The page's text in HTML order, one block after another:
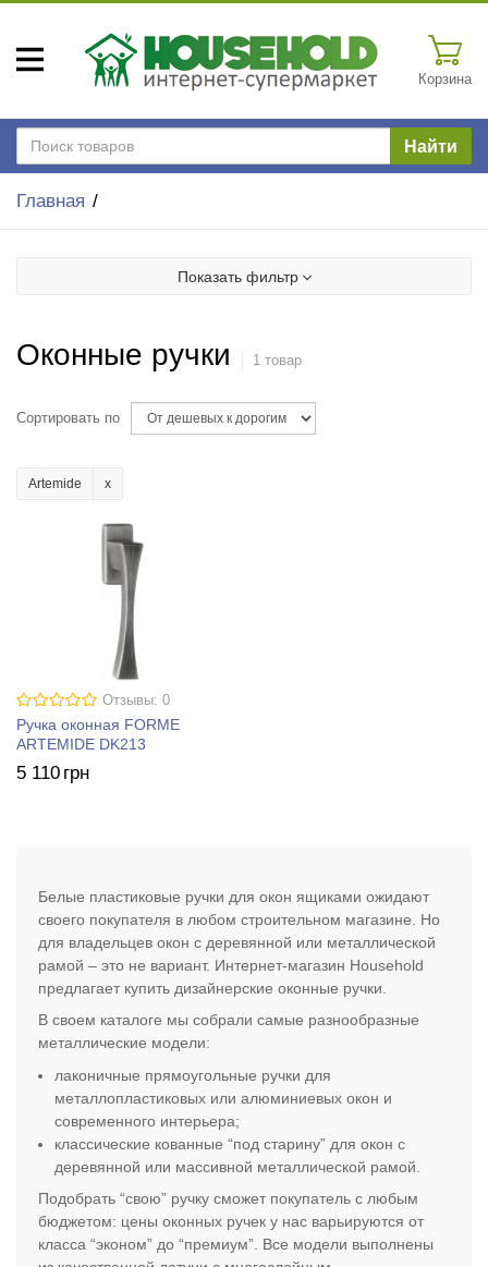
Корзина
Найти
Главная
Показать фильтр
Оконные ручки 1 товар
Сортировать по
Artemide
Отзывы: 0
Ручка оконная FORME
ARTEMIDE DK213
5 110 грн
Белые пластиковые ручки для окон ящиками ожидают
своего покупателя в любом строительном магазине. Но
для владельцев окон с деревянной или металлической
рамой – это не вариант. Интернет-магазин Household
предлагает купить дизайнерские оконные ручки.
В своем каталоге мы собрали самые разнообразные
металлические модели:
лаконичные прямоугольные ручки для
металлопластиковых или алюминиевых окон и
современного интерьера;
классические кованные “под старину” для окон с
деревянной или массивной металлической рамой.
Подобрать “свою” ручку сможет покупатель с любым
бюджетом: цены оконных ручек у нас варьируются от
класса “эконом” до “премиум”. Все модели выполнены